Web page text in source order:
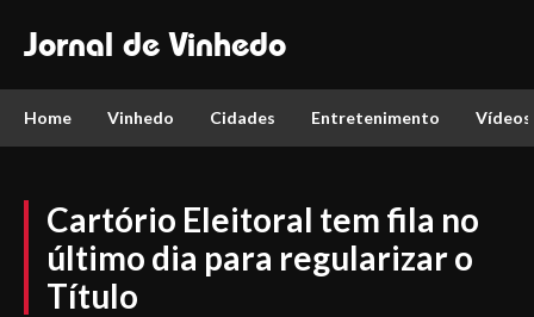
Jornal de Vinhedo
Home Vinhedo Cidades Entretenimento Vídeos
Cartório Eleitoral tem fila no
último dia para regularizar o
Título